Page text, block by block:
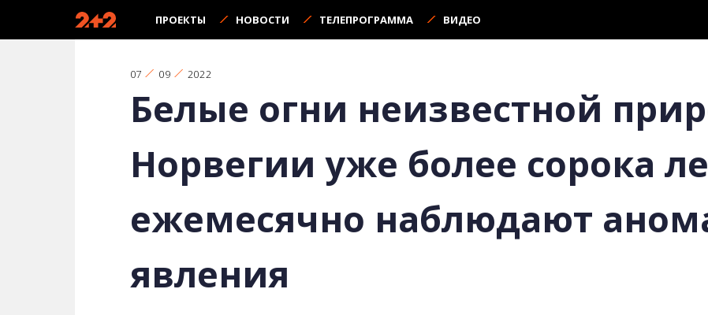
ПРОЕКТЫ НОВОСТИ ТЕЛЕПРОГРАММА ВИДЕО
07 09 2022
Белые огни неизвестной
Норвегии уже более сорока
ежемесячно наблюдают
явления